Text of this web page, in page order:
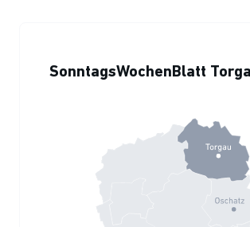
SonntagsWochenBlatt